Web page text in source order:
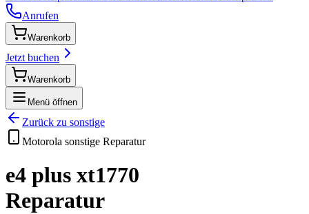
Anrufen
Warenkorb
Jetzt buchen
Warenkorb
Menü öffnen
Zurück zu sonstige
Motorola sonstige Reparatur
e4 plus xt1770
Reparatur